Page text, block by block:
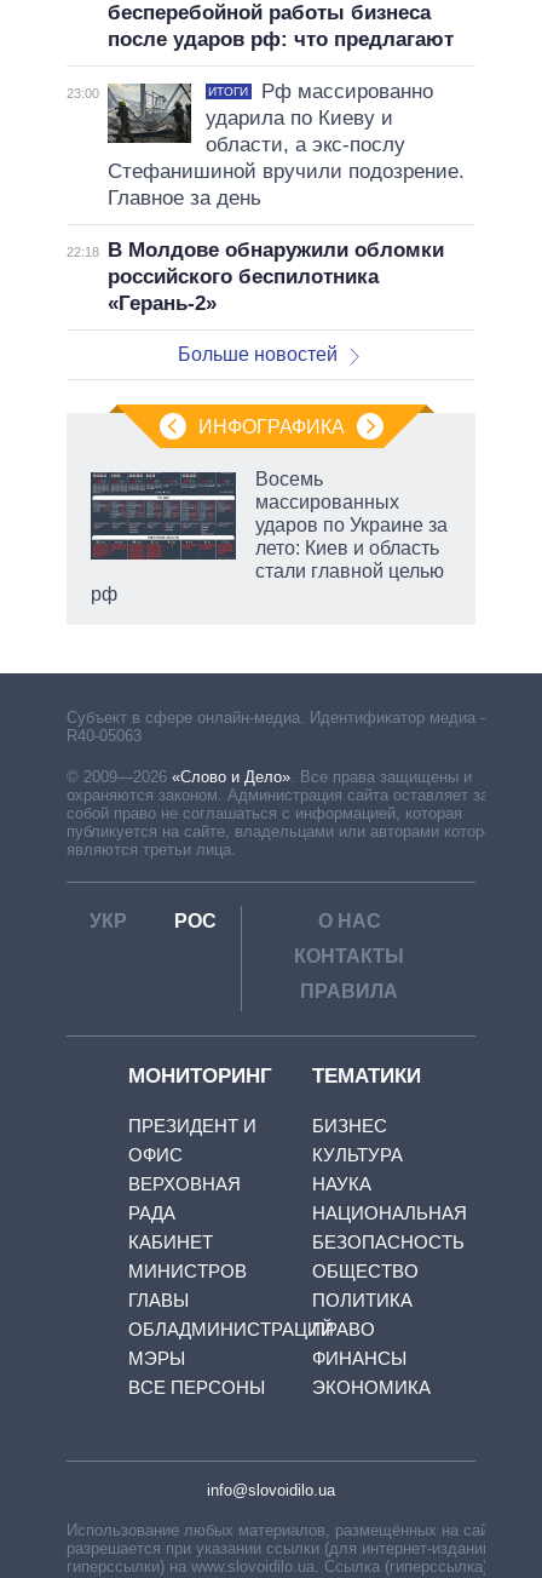
бесперебойной работы бизнеса
после ударов рф: что предлагают
23:00 ИТОГИ
Рф массированно
ударила по Киеву и
области, а экс-послу
Стефанишиной вручили подозрение.
Главное за день
22:18
В Молдове обнаружили обломки
российского беспилотника
«Герань-2»
Больше новостей
ИНФОГРАФИКА
Восемь
массированных
ударов по Украине за
лето: Киев и область
стали главной целью
рф
Субъект в сфере онлайн-медиа. Идентификатор медиа –
R40-05063
© 2009—2026 «Слово и Дело». Все права защищены и
охраняются законом. Администрация сайта оставляет за
собой право не соглашаться с информацией, которая
публикуется на сайте, владельцами или авторами которой
являются третьи лица.
УКР РОС
О НАС
КОНТАКТЫ
ПРАВИЛА
МОНИТОРИНГ
ПРЕЗИДЕНТ И
ОФИС
ВЕРХОВНАЯ
РАДА
КАБИНЕТ
МИНИСТРОВ
ГЛАВЫ
ОБЛАДМИНИСТРАЦИЙ
МЭРЫ
ВСЕ ПЕРСОНЫ
ТЕМАТИКИ
БИЗНЕС
КУЛЬТУРА
НАУКА
НАЦИОНАЛЬНАЯ
БЕЗОПАСНОСТЬ
ОБЩЕСТВО
ПОЛИТИКА
ПРАВО
ФИНАНСЫ
ЭКОНОМИКА
info@slovoidilo.ua
Использование любых материалов, размещённых на сайте,
разрешается при указании ссылки (для интернет-изданий —
гиперссылки) на www.slovoidilo.ua. Ссылка (гиперссылка)